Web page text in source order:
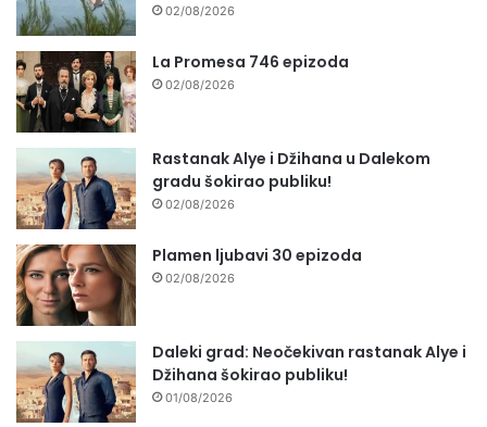
02/08/2026
La Promesa 746 epizoda
02/08/2026
Rastanak Alye i Džihana u Dalekom
gradu šokirao publiku!
02/08/2026
Plamen ljubavi 30 epizoda
02/08/2026
Daleki grad: Neočekivan rastanak Alye i
Džihana šokirao publiku!
01/08/2026